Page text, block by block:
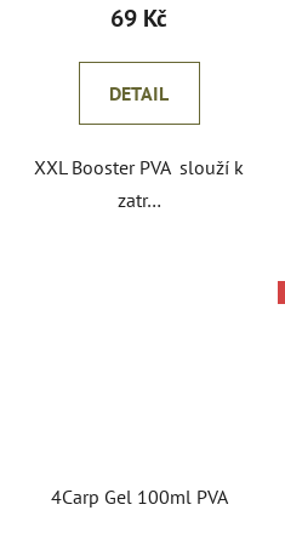
69 Kč
DETAIL
XXL Booster PVA slouží k
zatr…
4Carp Gel 100ml PVA